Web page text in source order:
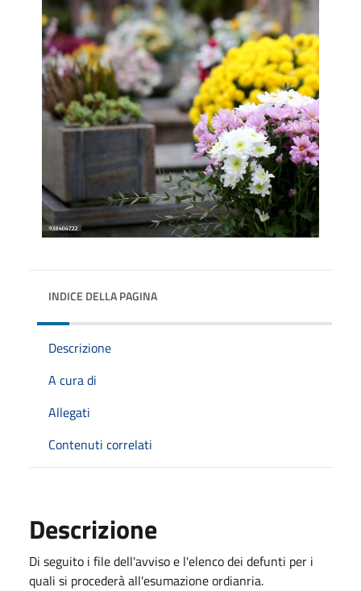
INDICE DELLA PAGINA
Descrizione
A cura di
Allegati
Contenuti correlati
Descrizione
Di seguito i file dell'avviso e l'elenco dei defunti per i
quali si procederà all'esumazione ordianria.